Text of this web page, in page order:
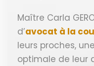
Maître Carla
d’avocat à la
leurs proches,
optimale de leur